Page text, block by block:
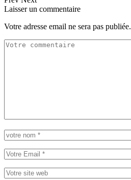
Laisser un commentaire
Votre adresse email ne sera pas publiée.